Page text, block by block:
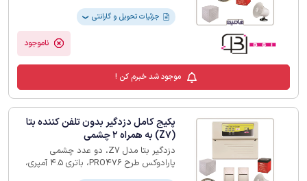
جزئیات تحویل و گارانتی ❯
ناموجود
موجود شد خبرم کن !
پکیج کامل دزدگیر بدون تلفن کننده بتا
(Z7) به همراه 2 چشمی
دزدگیر بتا مدل Z7، دو عدد چشمی
پارادوکس طرح PRO476، باتری 4.5 آمپری،